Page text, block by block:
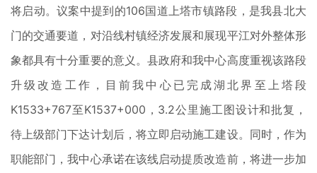
将启动。议案中提到的106国道上塔市镇路段，是我县北大
门的交通要道，对沿线村镇经济发展和展现平江对外整体形
象都具有十分重要的意义。县政府和我中心高度重视该路段
升级改造工作，目前我中心已完成湖北界至上塔段
K1533+767至K1537+000，3.2公里施工图设计和批复，
待上级部门下达计划后，将立即启动施工建设。同时，作为
职能部门，我中心承诺在该线启动提质改造前，将进一步加